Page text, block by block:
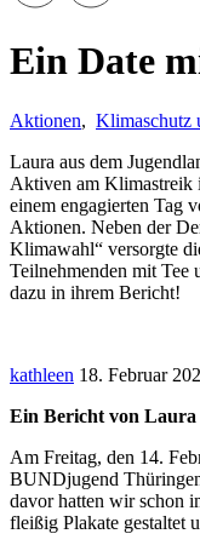
Ein Date
Aktionen, Klimaschutz
Laura aus dem
Aktiven am Klimastreik
einem engagierten Tag
Aktionen. Neben der
Klimawahl“ versorgte
Teilnehmenden mit Tee
dazu in ihrem Bericht!
kathleen 18. Februar
Ein Bericht von Laura
Am Freitag, den 14.
BUNDjugend
davor hatten wir schon
fleißig Plakate gestaltet